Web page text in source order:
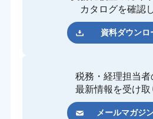
カタログを確認
資料ダウンロ
税務・経理担当者
最新情報を受け取
メールマガジ